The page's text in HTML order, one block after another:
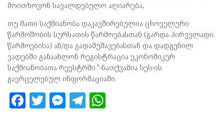
მოითხოვონ სავალდებულო აღიარება,
თუ მათი საქმიანობა დაკავშირებულია ცხოველური
წარმოშობის სურსათის წარმოებასთან (გარდა პირველადი
წარმოებისა) ან/და გადამუშავებასთან და დადგენილ
ვადებში განაახლონ რეგისტრაცია ეკონომიკურ
საქმიანობათა რეესტრში.”-ნათქვამია სეს-ის
გავრცელებულ ინფორმაციაში.
F T M T